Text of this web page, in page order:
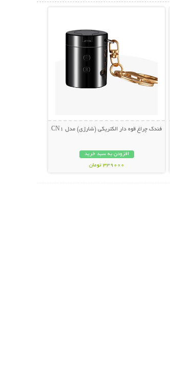
فندک چراغ قوه دار الکتریکی (شارژی) مدل CN1
افزودن به سبد خرید
339000 تومان